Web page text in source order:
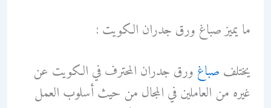
ما يميز صباغ ورق جدران الكويت :
يختلف صباغ ورق جدران المحترف في الكويت عن
غيره من العاملين في المجال من حيث أسلوب العمل